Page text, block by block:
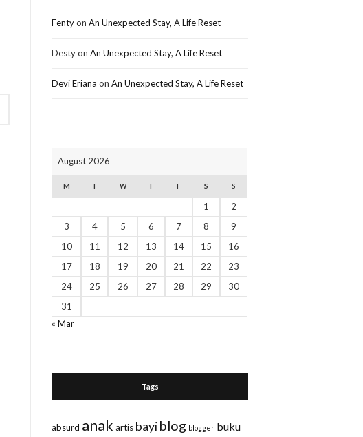
FentyonAn Unexpected Stay, A Life Reset
DestyonAn Unexpected Stay, A Life Reset
Devi Eriana onAn Unexpected Stay, A Life Reset
August 2026
M T W T F S S
1
2
3
4 5 6 7 8
9
10
11 12 13 14 15
16
17
18 19 20 21 22
23
24
25 26 27 28 29
30
31
« Mar
Tags
absurd anak artis bayiblog blogger buku